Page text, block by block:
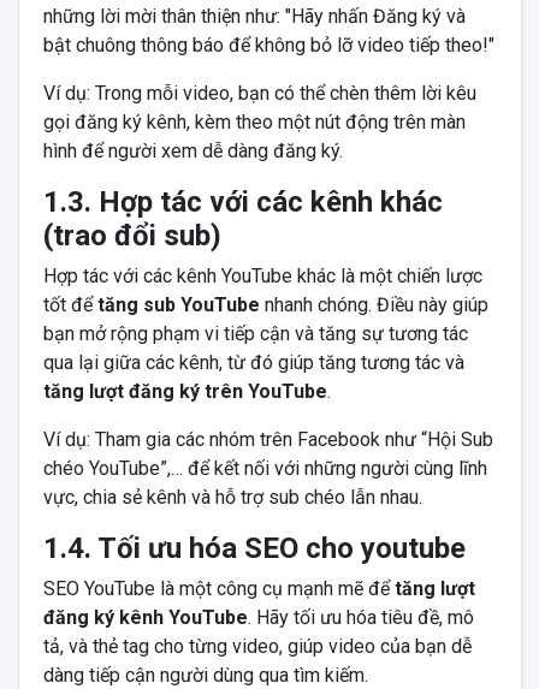
những lời mời thân thiện như: "Hãy nhấn Đăng ký và
bật chuông thông báo để không bỏ lỡ video tiếp theo!"
Ví dụ: Trong mỗi video, bạn có thể chèn thêm lời kêu
gọi đăng ký kênh, kèm theo một nút động trên màn
hình để người xem dễ dàng đăng ký.
1.3. Hợp tác với các kênh khác
(trao đổi sub)
Hợp tác với các kênh YouTube khác là một chiến lược
tốt đểtăng sub YouTube nhanh chóng. Điều này giúp
bạn mở rộng phạm vi tiếp cận và tăng sự tương tác
qua lại giữa các kênh, từ đó giúp tăng tương tác và
tăng lượt đăng ký trên YouTube.
Ví dụ: Tham gia các nhóm trên Facebook như “Hội Sub
chéo YouTube”,… để kết nối với những người cùng lĩnh
vực, chia sẻ kênh và hỗ trợ sub chéo lẫn nhau.
1.4. Tối ưu hóa SEO cho youtube
SEO YouTube là một công cụ mạnh mẽ đểtăng lượt
đăng ký kênh YouTube. Hãy tối ưu hóa tiêu đề, mô
tả, và thẻ tag cho từng video, giúp video của bạn dễ
dàng tiếp cận người dùng qua tìm kiếm.